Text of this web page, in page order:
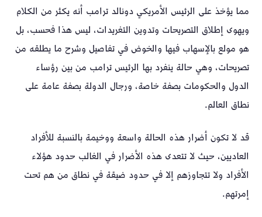
مما يؤخذ على الرئيس الأمريكي دونالد ترامب أنه يكثر من الكلام
ويهوى إطلاق التصريحات وتدوين التغريدات، ليس هذا فحسب، بل
هو مولع بالإسهاب فيها والخوض في تفاصيل وشرح ما يطلقه من
تصريحات، وهي حالة ينفرد بها الرئيس ترامب من بين رؤساء
الدول والحكومات بصفة خاصة، ورجال الدولة بصفة عامة على
نطاق العالم.
قد لا تكون أضرار هذه الحالة واسعة ووخيمة بالنسبة للأفراد
العاديين، حيث لا تتعدى هذه الأضرار في الغالب حدود هؤلاء
الأفراد ولا تتجاوزهم إلا في حدود ضيقة في نطاق من هم تحت
إمرتهم.